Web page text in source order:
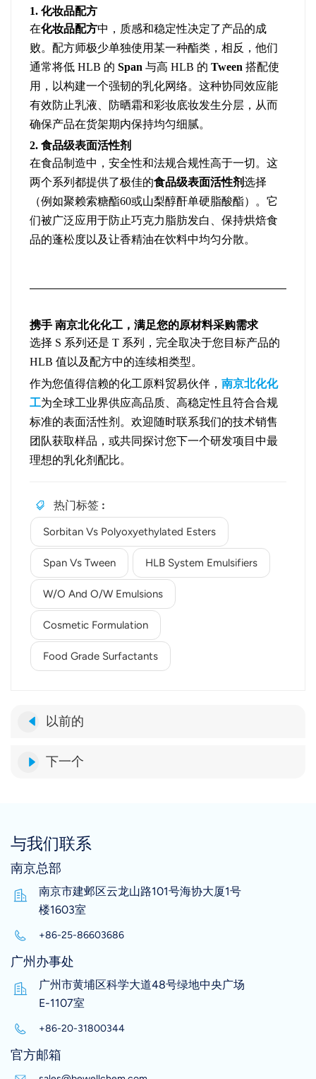
1. 化妆品配方
在化妆品配方中，质感和稳定性决定了产品的成
败。配方师极少单独使用某一种酯类，相反，他们
通常将低 HLB 的Span 与高 HLB 的Tween 搭配使
用，以构建一个强韧的乳化网络。这种协同效应能
有效防止乳液、防晒霜和彩妆底妆发生分层，从而
确保产品在货架期内保持均匀细腻。
2. 食品级表面活性剂
在食品制造中，安全性和法规合规性高于一切。这
两个系列都提供了极佳的食品级表面活性剂选择
（例如聚赖索糖酯60或山梨醇酐单硬脂酸酯）。它
们被广泛应用于防止巧克力脂肪发白、保持烘焙食
品的蓬松度以及让香精油在饮料中均匀分散。
携手 南京北化化工，满足您的原材料采购需求
选择 S 系列还是 T 系列，完全取决于您目标产品的
HLB 值以及配方中的连续相类型。
作为您值得信赖的化工原料贸易伙伴，南京北化化
工为全球工业界供应高品质、高稳定性且符合合规
标准的表面活性剂。欢迎随时联系我们的技术销售
团队获取样品，或共同探讨您下一个研发项目中最
理想的乳化剂配比。
热门标签 :
Sorbitan Vs Polyoxyethylated Esters
Span Vs Tween HLB System Emulsifiers
W/O And O/W Emulsions
Cosmetic Formulation
Food Grade Surfactants
以前的
下一个
与我们联系
南京总部
南京市建邺区云龙山路101号海协大厦1号
楼1603室
+86-25-86603686
广州办事处
广州市黄埔区科学大道48号绿地中央广场
E-1107室
+86-20-31800344
官方邮箱